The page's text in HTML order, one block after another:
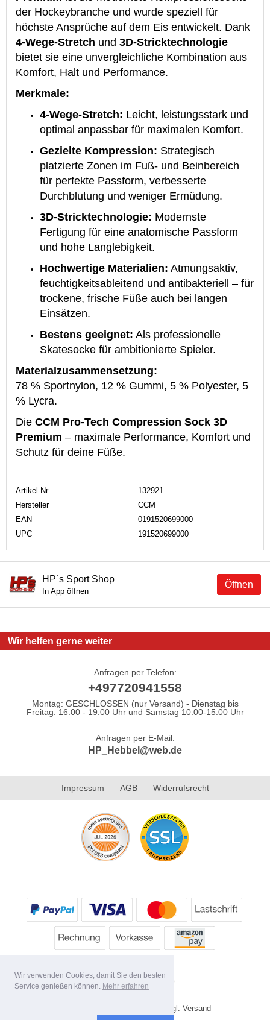
Wir verwenden Cookies, damit Sie den besten
Service genießen können. Mehr erfahren
der Hockeybranche und wurde speziell für
höchste Ansprüche auf dem Eis entwickelt. Dank
4-Wege-Stretch und 3D-Stricktechnologie
bietet sie eine unvergleichliche Kombination aus
Komfort, Halt und Performance.
Merkmale:
4-Wege-Stretch: Leicht, leistungsstark und
optimal anpassbar für maximalen Komfort.
Gezielte Kompression: Strategisch
platzierte Zonen im Fuß- und Beinbereich
für perfekte Passform, verbesserte
Durchblutung und weniger Ermüdung.
3D-Stricktechnologie: Modernste
Fertigung für eine anatomische Passform
und hohe Langlebigkeit.
Hochwertige Materialien: Atmungsaktiv,
feuchtigkeitsableitend und antibakteriell – für
trockene, frische Füße auch bei langen
Einsätzen.
Bestens geeignet: Als professionelle
Skatesocke für ambitionierte Spieler.
Materialzusammensetzung:
78 % Sportnylon, 12 % Gummi, 5 % Polyester, 5
% Lycra.
Die CCM Pro-Tech Compression Sock 3D
Premium – maximale Performance, Komfort und
Schutz für deine Füße.
Artikel-Nr.
132921
Hersteller
CCM
EAN
0191520699000
UPC
191520699000
Öffnen
HP´s Sport Shop
In App öffnen
Wir helfen gerne weiter
Anfragen per Telefon:
+497720941558
Montag: GESCHLOSSEN (nur Versand) - Dienstag bis
Freitag: 16.00 - 19.00 Uhr und Samstag 10.00-15.00 Uhr
Anfragen per E-Mail:
HP_Hebbel@web.de
Impressum AGB Widerrufsrecht
* Alle Preise inkl. MwSt. evtl. zzgl. Versand